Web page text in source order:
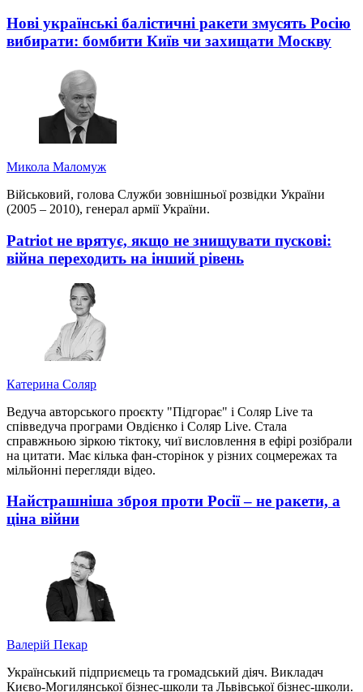
Нові українські балістичні ракети змусять Росію
вибирати: бомбити Київ чи захищати Москву
Микола Маломуж
Військовий, голова Служби зовнішньої розвідки України
(2005 – 2010), генерал армії України.
Patriot не врятує, якщо не знищувати пускові:
війна переходить на інший рівень
Катерина Соляр
Ведуча авторського проєкту "Підгорає" і Соляр Live та
співведуча програми Овдієнко і Соляр Live. Стала
справжньою зіркою тіктоку, чиї висловлення в ефірі розібрали
на цитати. Має кілька фан-сторінок у різних соцмережах та
мільйонні перегляди відео.
Найстрашніша зброя проти Росії – не ракети, а
ціна війни
Валерій Пекар
Український підприємець та громадський діяч. Викладач
Києво-Могилянської бізнес-школи та Львівської бізнес-школи.